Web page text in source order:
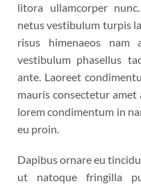
litora ullamcorper
netus vestibulum turpis
risus himenaeos nam
vestibulum phasellus
ante. Laoreet
mauris consectetur amet
lorem condimentum in
eu proin.
Dapibus ornare eu
ut natoque fringilla